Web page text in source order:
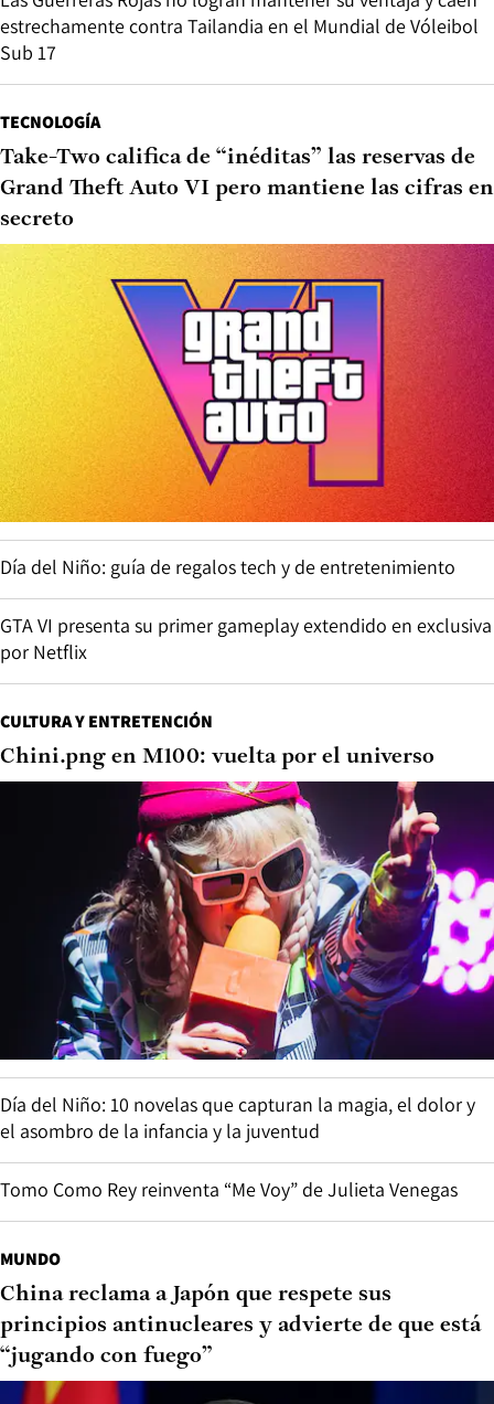
estrechamente contra Tailandia en el Mundial de Vóleibol
Sub 17
TECNOLOGÍA
Take-Two califica de “inéditas” las reservas de
Grand Theft Auto VI pero mantiene las cifras en
secreto
Día del Niño: guía de regalos tech y de entretenimiento
GTA VI presenta su primer gameplay extendido en exclusiva
por Netflix
CULTURA Y ENTRETENCIÓN
Chini.png en M100: vuelta por el universo
Día del Niño: 10 novelas que capturan la magia, el dolor y
el asombro de la infancia y la juventud
Tomo Como Rey reinventa “Me Voy” de Julieta Venegas
MUNDO
China reclama a Japón que respete sus
principios antinucleares y advierte de que está
“jugando con fuego”